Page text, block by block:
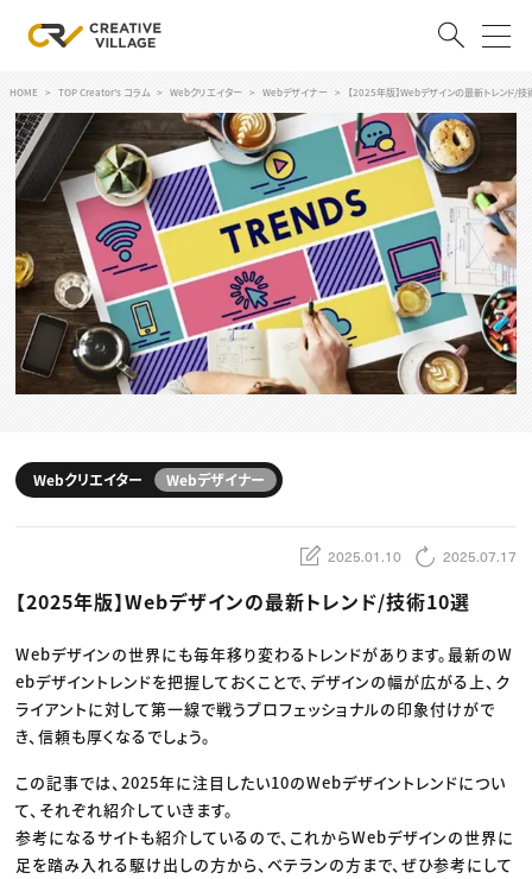
ログイン 会員登録
RECRUIT
クリエイター求人を探す
CREATIVE JOB求人検索
特集求人
採用説明会
転職支援サービス
スキルアップしたい！ トップ
デザイン
動画配信・映像制作
ディレクション
業界解説・キャリア事情
TOP Creator’s コラム
ゲームクリエイター
映像クリエイター
クリエイターインタビュー
C＆R Magazine
ニュース・トレンド トップ
Web
映像
ゲーム・エンタメ
広告
CREATIVE VILLAGEからのお知らせ
プロフェッショナル×つながる×メディア
HOME TOP Creator's コラム Webクリエイター Webデザイナー 【2025年版】Webデザインの最新トレンド/
Webクリエイター Webデザイナー
2025.01.10 2025.07.17
【2025年版】Webデザインの最新トレンド/技術10選
Webデザインの世界にも毎年移り変わるトレンドがあります。最新のW
ebデザイントレンドを把握しておくことで、デザインの幅が広がる上、ク
ライアントに対して第一線で戦うプロフェッショナルの印象付けがで
き、信頼も厚くなるでしょう。
この記事では、2025年に注目したい10のWebデザイントレンドについ
て、それぞれ紹介していきます。
参考になるサイトも紹介しているので、これからWebデザインの世界に
足を踏み入れる駆け出しの方から、ベテランの方まで、ぜひ参考にして